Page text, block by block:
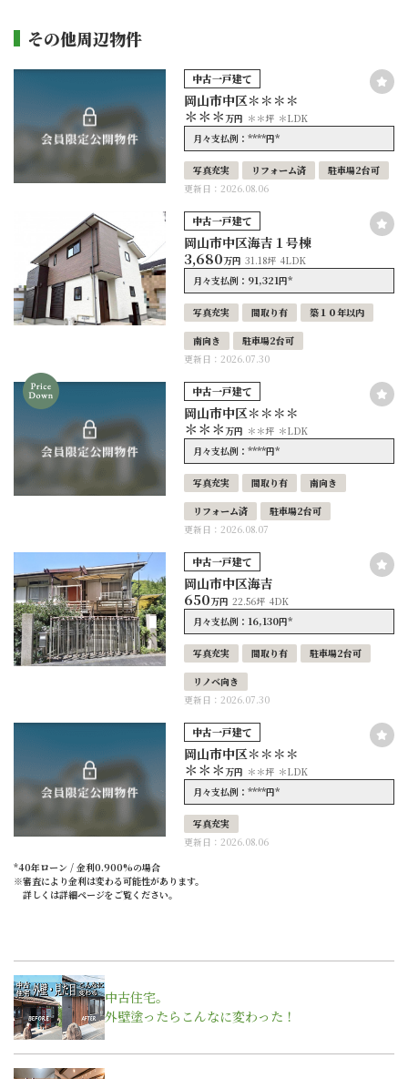
その他周辺物件
中古一戸建て
岡山市中区＊＊＊＊
＊＊＊万円 ＊＊坪 ＊LDK
月々支払例：****円*
写真充実 リフォーム済
駐車場2台可
更新日：2026.08.06
中古一戸建て
岡山市中区海吉１号棟
3,680万円 31.18坪 4LDK
月々支払例： 91,321円*
写真充実 間取り有 築１０年以内
南向き
駐車場2台可
更新日：2026.07.30
中古一戸建て
岡山市中区＊＊＊＊
＊＊＊万円 ＊＊坪 ＊LDK
月々支払例：****円*
写真充実 間取り有 南向き
リフォーム済
駐車場2台可
更新日：2026.08.07
中古一戸建て
岡山市中区海吉
650万円 22.56坪 4DK
月々支払例：16,130円*
写真充実 間取り有 駐車場2台可
リノベ向き
更新日：2026.07.30
中古一戸建て
岡山市中区＊＊＊＊
＊＊＊万円 ＊＊坪 ＊LDK
月々支払例：****円*
写真充実
更新日：2026.08.06
*40年ローン / 金利0.900%の場合
※審査により金利は変わる可能性があります。
詳しくは詳細ページをご覧ください。
中古住宅。
外壁塗ったらこんなに変わった！